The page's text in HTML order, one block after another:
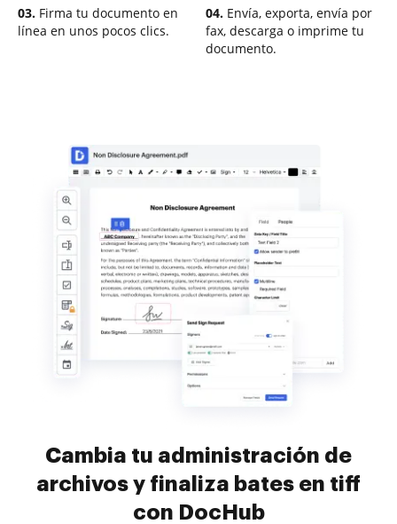
03. Firma tu documento en
línea en unos pocos clics.
04. Envía, exporta, envía por
fax, descarga o imprime tu
documento.
Cambia tu administración de
archivos y finaliza bates en tiff
con DocHub